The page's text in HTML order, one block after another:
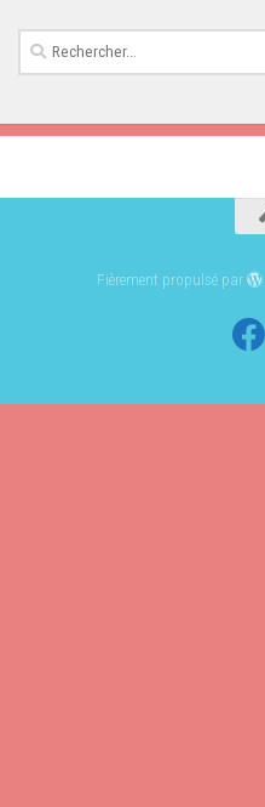
Rechercher :
Fièrement propulsé par